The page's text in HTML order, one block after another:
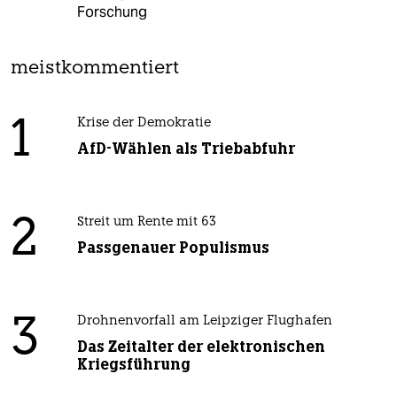
Forschung
meistkommentiert
1 Krise der Demokratie
AfD-Wählen als Triebabfuhr
2 Streit um Rente mit 63
Passgenauer Populismus
3 Drohnenvorfall am Leipziger Flughafen
Das Zeitalter der elektronischen
Kriegsführung